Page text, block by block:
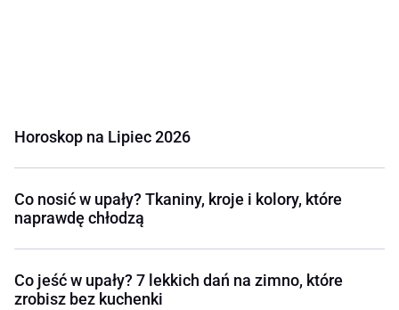
Horoskop na Lipiec 2026
Co nosić w upały? Tkaniny, kroje i kolory, które
naprawdę chłodzą
Co jeść w upały? 7 lekkich dań na zimno, które
zrobisz bez kuchenki